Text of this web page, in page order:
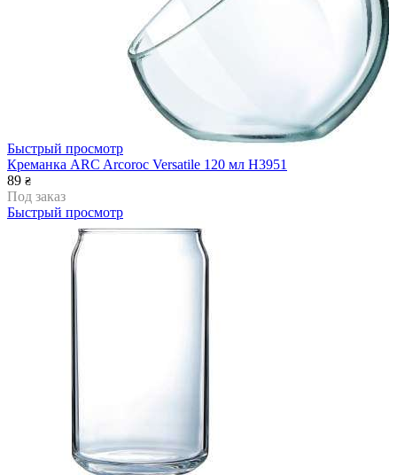
Быстрый просмотр
Креманка ARC Arcoroc Versatile 120 мл H3951
89 ₴
Под заказ
Быстрый просмотр